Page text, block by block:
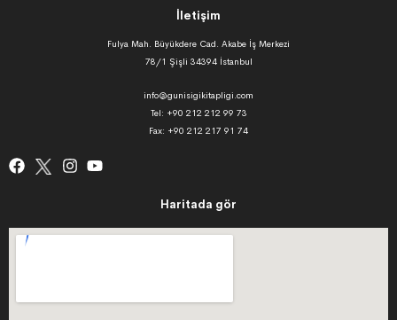
İletişim
Fulya Mah. Büyükdere Cad. Akabe İş Merkezi
78/1 Şişli 34394 İstanbul
info@gunisigikitapligi.com
Tel: +90 212 212 99 73
Fax: +90 212 217 91 74
Haritada gör